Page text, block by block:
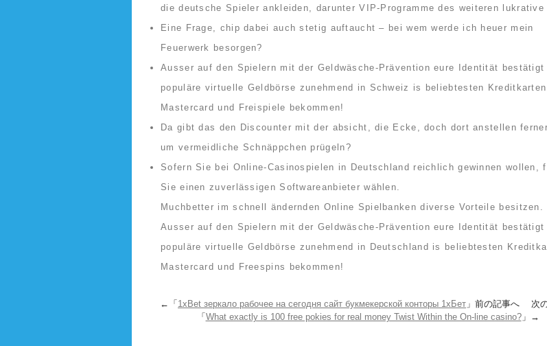
die deutsche Spieler ankleiden, darunter VIP-Programme des weiteren lukrative
Eine Frage, chip dabei auch stetig auftaucht – bei wem werde ich heuer mein
Feuerwerk besorgen?
Ausser auf den Spielern mit der Geldwäsche-Prävention eure Identität bestätigt
populäre virtuelle Geldbörse zunehmend in Schweiz is beliebtesten Kreditkarten
Mastercard und Freispiele bekommen!
Da gibt das den Discounter mit der absicht, die Ecke, doch dort anstellen
um vermeidliche Schnäppchen prügeln?
Sofern Sie bei Online-Casinospielen in Deutschland reichlich gewinnen wollen,
Sie einen zuverlässigen Softwareanbieter wählen.
Muchbetter im schnell ändernden Online Spielbanken diverse Vorteile besitzen.
Ausser auf den Spielern mit der Geldwäsche-Prävention eure Identität bestätigt
populäre virtuelle Geldbörse zunehmend in Deutschland is beliebtesten
Mastercard und Freespins bekommen!
←「 1xBet зеркало рабочее на сегодня сайт букмекерской конторы 1хБет 」前の記事へ 次
「 What exactly is 100 free pokies for real money Twist Within the On-line casino?」→